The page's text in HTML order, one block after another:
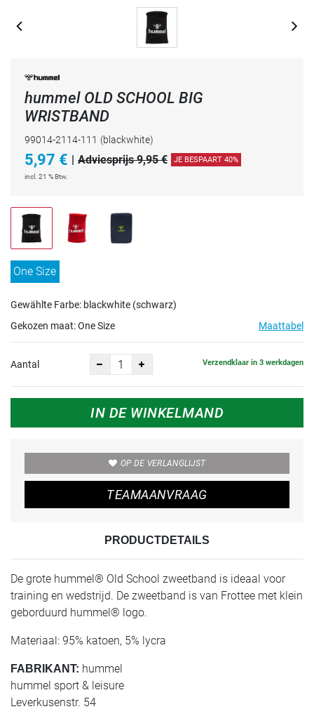
hummel OLD SCHOOL BIG
WRISTBAND
99014-2114-111 (blackwhite)
5,97 € | Adviesprijs 9,95 € JE BESPAART 40%
incl. 21 % Btw.
One Size
Gewählte Farbe: blackwhite (schwarz)
Gekozen maat:One Size Maattabel
Aantal Verzendklaar in 3 werkdagen
IN DE WINKELMAND
OP DE VERLANGLIJST
TEAMAANVRAAG
PRODUCTDETAILS
De grote hummel® Old School zweetband is ideaal voor
training en wedstrijd. De zweetband is van Frottee met klein
geborduurd hummel® logo.
Materiaal: 95% katoen, 5% lycra
FABRIKANT: hummel
hummel sport & leisure
Leverkusenstr. 54